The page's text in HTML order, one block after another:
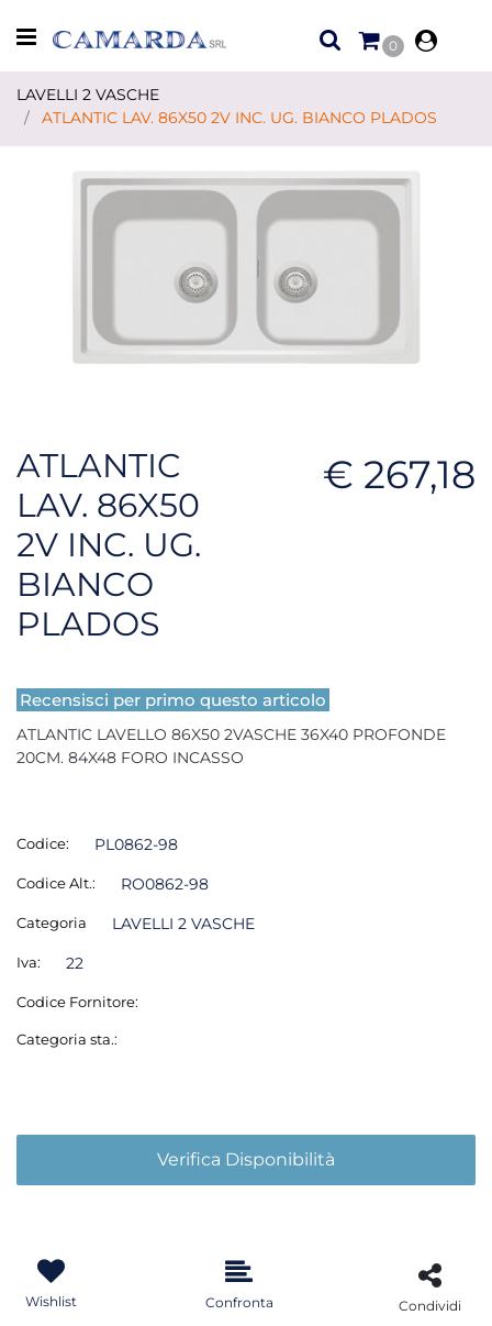
Open menu
0
LAVELLI 2 VASCHE
ATLANTIC LAV. 86X50 2V INC. UG. BIANCO PLADOS
ATLANTIC
LAV. 86X50
2V INC. UG.
BIANCO
PLADOS
€ 267,18
Recensisci per primo questo articolo
ATLANTIC LAVELLO 86X50 2VASCHE 36X40 PROFONDE
20CM. 84X48 FORO INCASSO
Codice: PL0862-98
Codice Alt.: RO0862-98
Categoria LAVELLI 2 VASCHE
Iva: 22
Codice Fornitore:
Categoria sta.:
Verifica Disponibilità
Wishlist Confronta Condividi